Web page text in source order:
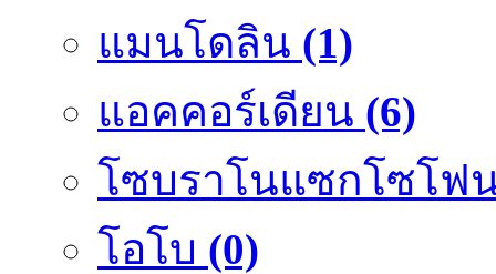
แมนโดลิน (1)
แอคคอร์เดียน (6)
โซบราโนแซกโซโฟ
โอโบ (0)